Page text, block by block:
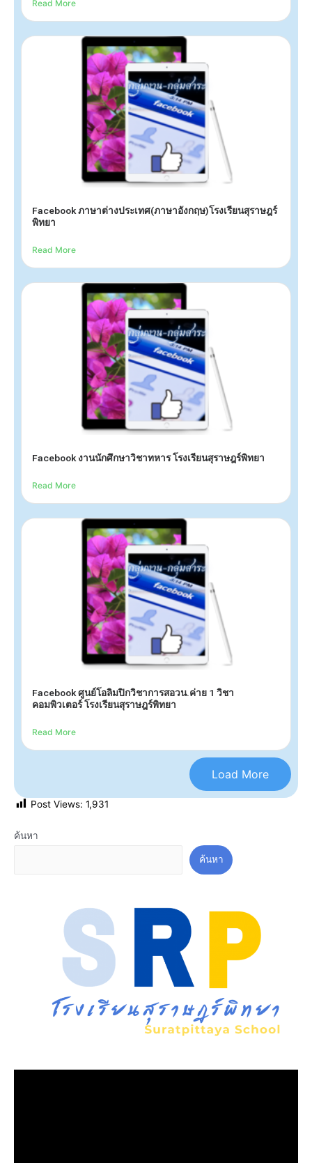
Read More
Facebook ภาษาต่างประเทศ(ภาษาอังกฤษ)โรงเรียนสุราษฎร์
พิทยา
Read More
Facebook งานนักศึกษาวิชาทหาร โรงเรียนสุราษฎร์พิทยา
Read More
Facebook ศูนย์โอลิมปิกวิชาการสอวน.ค่าย 1 วิชา
คอมพิวเตอร์ โรงเรียนสุราษฎร์พิทยา
Read More
Load More
Post Views: 1,931
ค้นหา
ค้นหา